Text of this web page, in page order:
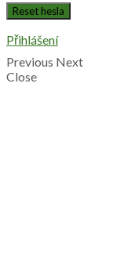
Přihlášení
Previous Next
Close